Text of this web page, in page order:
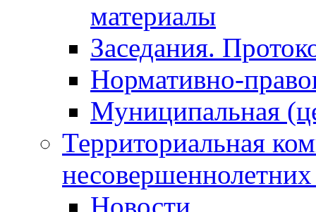
материалы
Заседания.
Нормативно-
Муниципальная
Территориальная